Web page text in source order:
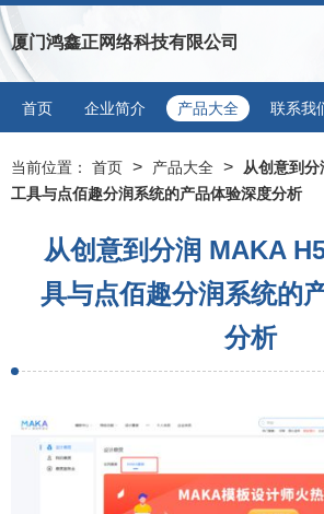
厦门鸿鑫正网络科技有限公司
首页 企业简介 产品大全 联系我
当前位置： 首页 > 产品大全 >
从创意到
工具与点佰趣分润系统的产品体验深度分析
从创意到分润 MAKA
具与点佰趣分润系统的
分析